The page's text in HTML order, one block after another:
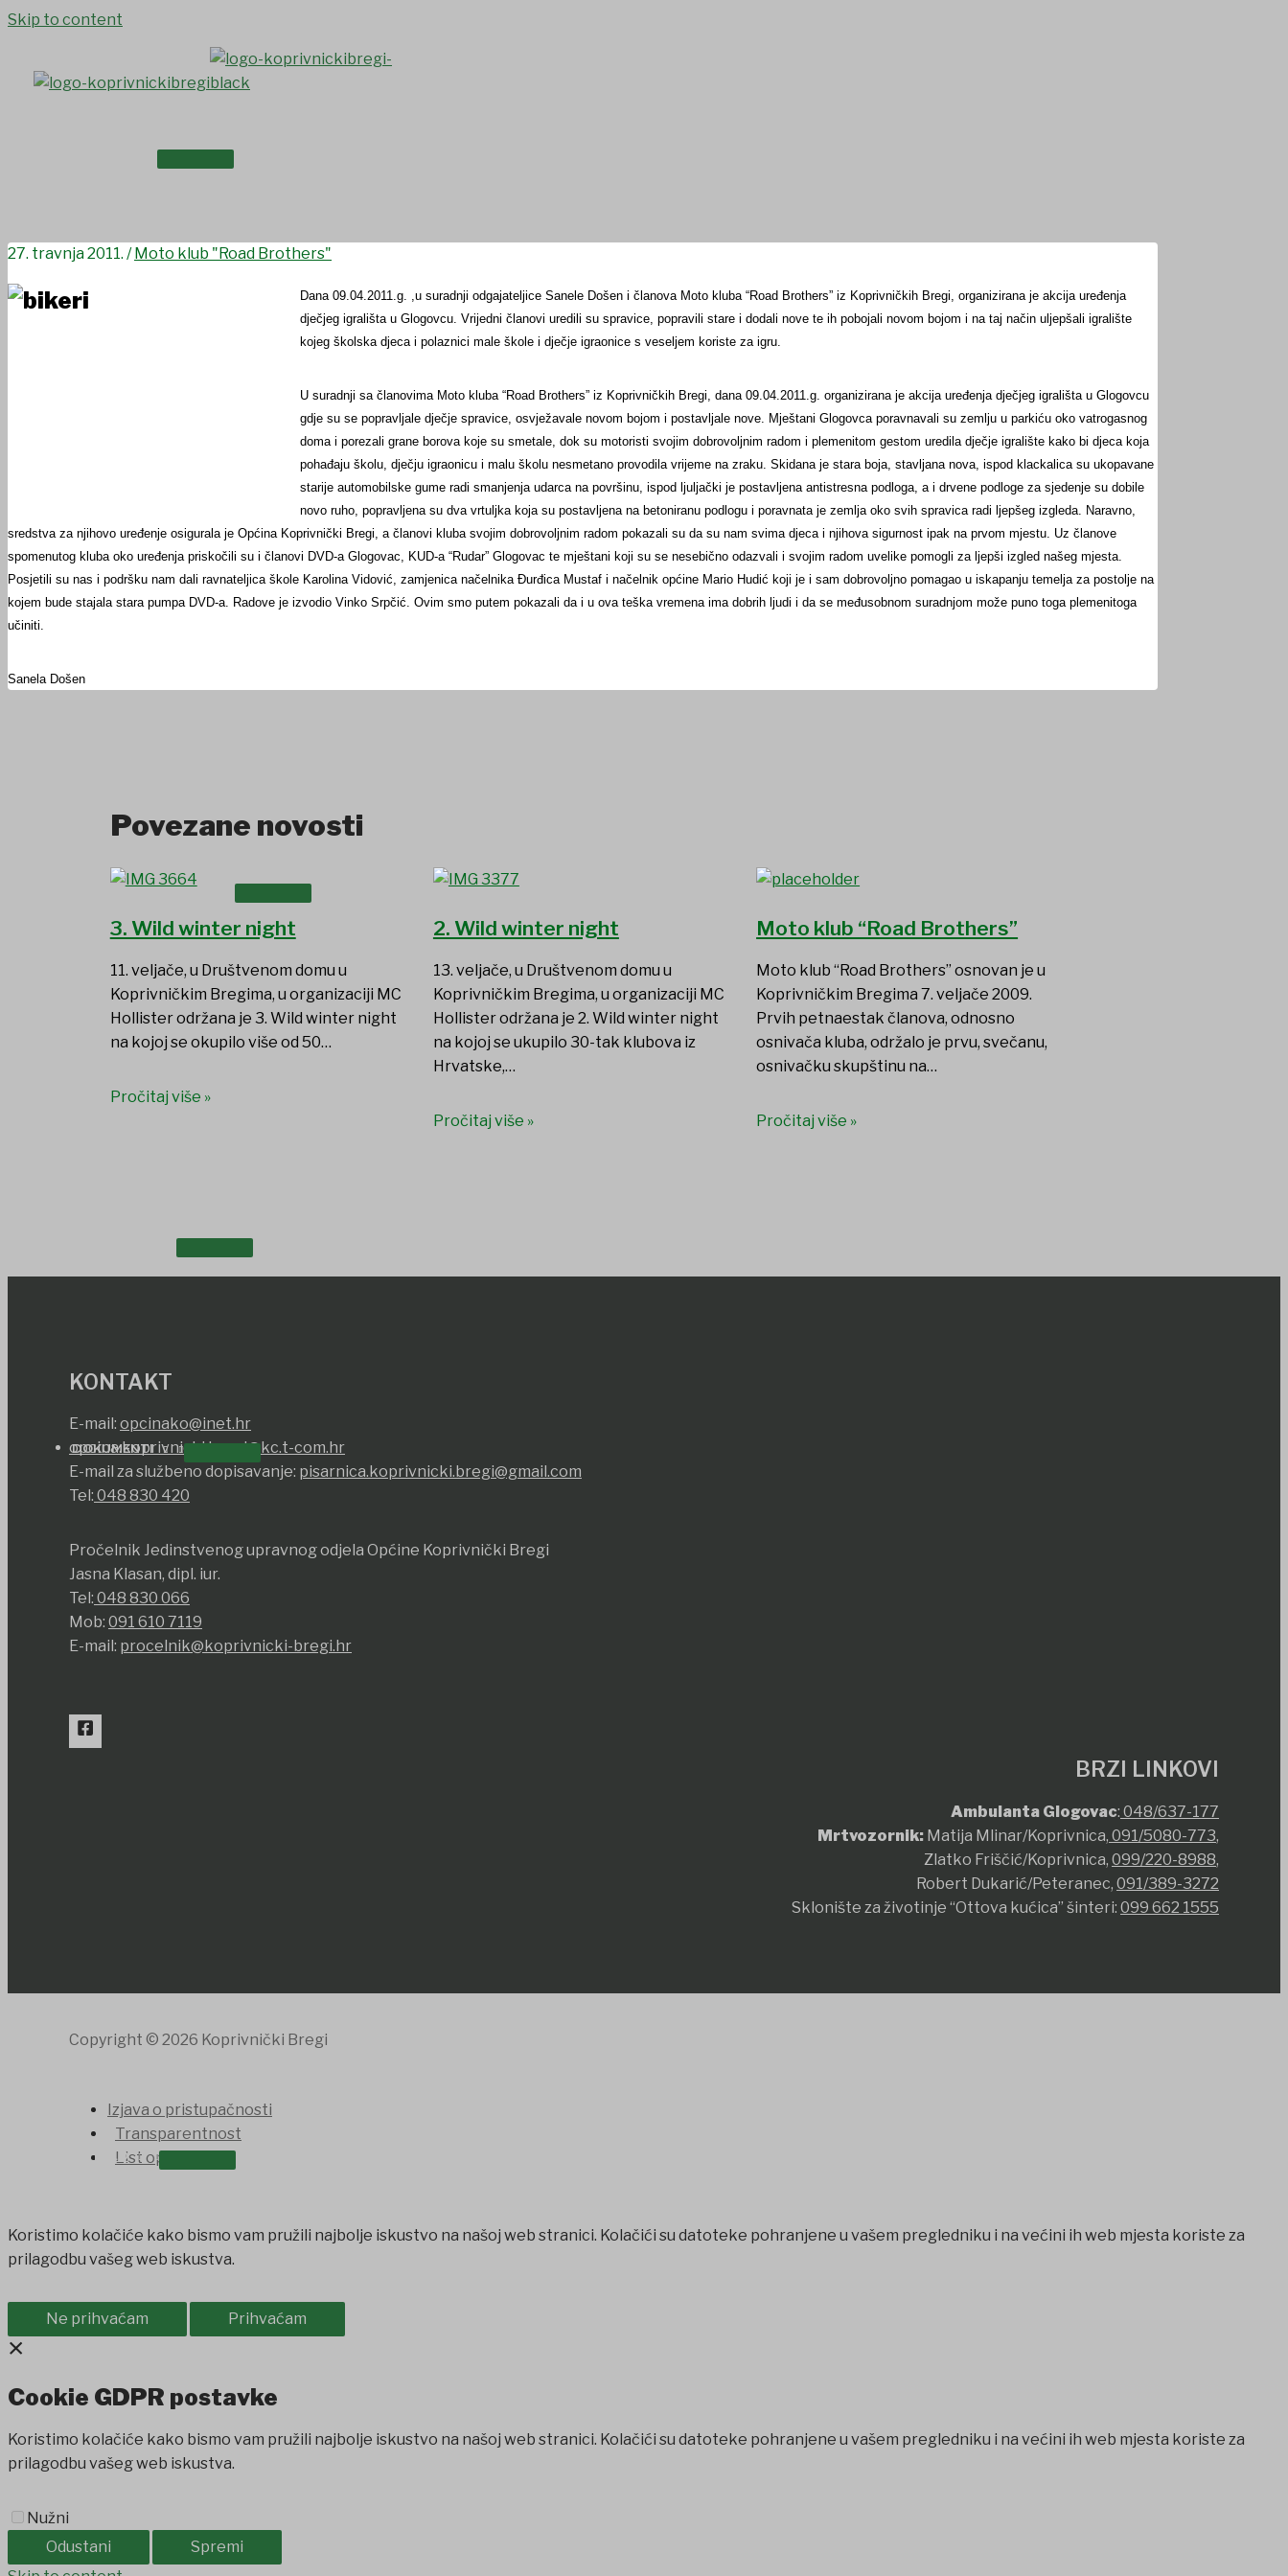
Skip to content
UDRUGE I DRUŠTVA
DOKUMENTI
OSTALO
Plemenita gesta motorista
27. travnja 2011. /Moto klub "Road Brothers"
Dana 09.04.2011.g. ,u suradnji odgajateljice Sanele Došen i članova Moto kluba “Road Brothers” iz Koprivničkih Bregi, organizirana je akcija uređenja
dječjeg igrališta u Glogovcu. Vrijedni članovi uredili su spravice, popravili stare i dodali nove te ih pobojali novom bojom i na taj način uljepšali igralište
kojeg školska djeca i polaznici male škole i dječje igraonice s veseljem koriste za igru.
U suradnji sa članovima Moto kluba “Road Brothers” iz Koprivničkih Bregi, dana 09.04.2011.g. organizirana je akcija uređenja dječjeg igrališta u Glogovcu
gdje su se popravljale dječje spravice, osvježavale novom bojom i postavljale nove. Mještani Glogovca poravnavali su zemlju u parkiću oko vatrogasnog
doma i porezali grane borova koje su smetale, dok su motoristi svojim dobrovoljnim radom i plemenitom gestom uredila dječje igralište kako bi djeca koja
pohađaju školu, dječju igraonicu i malu školu nesmetano provodila vrijeme na zraku. Skidana je stara boja, stavljana nova, ispod klackalica su ukopavane
starije automobilske gume radi smanjenja udarca na površinu, ispod ljuljački je postavljena antistresna podloga, a i drvene podloge za sjedenje su dobile
novo ruho, popravljena su dva vrtuljka koja su postavljena na betoniranu podlogu i poravnata je zemlja oko svih spravica radi ljepšeg izgleda. Naravno,
sredstva za njihovo uređenje osigurala je Općina Koprivnički Bregi, a članovi kluba svojim dobrovoljnim radom pokazali su da su nam svima djeca i njihova sigurnost ipak na prvom mjestu. Uz članove
spomenutog kluba oko uređenja priskočili su i članovi DVD-a Glogovac, KUD-a “Rudar” Glogovac te mještani koji su se nesebično odazvali i svojim radom uvelike pomogli za ljepši izgled našeg mjesta.
Posjetili su nas i podršku nam dali ravnateljica škole Karolina Vidović, zamjenica načelnika Đurđica Mustaf i načelnik općine Mario Hudić koji je i sam dobrovoljno pomagao u iskapanju temelja za postolje na
kojem bude stajala stara pumpa DVD-a. Radove je izvodio Vinko Srpčić. Ovim smo putem pokazali da i u ova teška vremena ima dobrih ljudi i da se međusobnom suradnjom može puno toga plemenitoga
učiniti.
Sanela Došen
Povezane novosti
3. Wild winter night
11. veljače, u Društvenom domu u
Koprivničkim Bregima, u organizaciji MC
Hollister održana je 3. Wild winter night
na kojoj se okupilo više od 50…
Pročitaj više »
2. Wild winter night
13. veljače, u Društvenom domu u
Koprivničkim Bregima, u organizaciji MC
Hollister održana je 2. Wild winter night
na kojoj se ukupilo 30-tak klubova iz
Hrvatske,…
Pročitaj više »
Moto klub “Road Brothers”
Moto klub “Road Brothers” osnovan je u
Koprivničkim Bregima 7. veljače 2009.
Prvih petnaestak članova, odnosno
osnivača kluba, održalo je prvu, svečanu,
osnivačku skupštinu na…
Pročitaj više »
KONTAKT
E-mail: opcinako@inet.hr
opcina.koprivnicki.bregi@kc.t-com.hr
E-mail za službeno dopisavanje: pisarnica.koprivnicki.bregi@gmail.com
Tel: 048 830 420
Pročelnik Jedinstvenog upravnog odjela Općine Koprivnički Bregi
Jasna Klasan, dipl. iur.
Tel: 048 830 066
Mob: 091 610 7119
E-mail: procelnik@koprivnicki-bregi.hr
BRZI LINKOVI
Ambulanta Glogovac: 048/637-177
Mrtvozornik: Matija Mlinar/Koprivnica, 091/5080-773,
Zlatko Friščić/Koprivnica, 099/220-8988,
Robert Dukarić/Peteranec, 091/389-3272
Sklonište za životinje “Ottova kućica” šinteri: 099 662 1555
Copyright © 2026 Koprivnički Bregi
Izjava o pristupačnosti
Transparentnost
List općine
Koristimo kolačiće kako bismo vam pružili najbolje iskustvo na našoj web stranici. Kolačići su datoteke pohranjene u vašem pregledniku i na većini ih web mjesta koriste za
prilagodbu vašeg web iskustva.
Ne prihvaćam Prihvaćam
×
Cookie GDPR postavke
Koristimo kolačiće kako bismo vam pružili najbolje iskustvo na našoj web stranici. Kolačići su datoteke pohranjene u vašem pregledniku i na većini ih web mjesta koriste za
prilagodbu vašeg web iskustva.
Nužni
Odustani
Spremi